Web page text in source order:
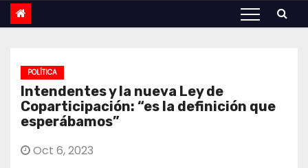
POLÍTICA
Intendentes y la nueva Ley de
Coparticipación: “es la definición que
esperábamos”
Oct 6, 2023